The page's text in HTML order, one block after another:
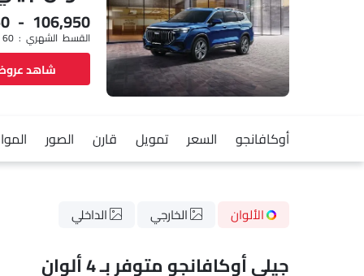
- 106,950
القسط الشهري : SAR 1,383 x 60
شاهد
أوكافانجو السعر تمويل قارن الصور
الألوان الخارجي الداخلي
جيلي أوكافانجو متوفر بـ 4 ألوان